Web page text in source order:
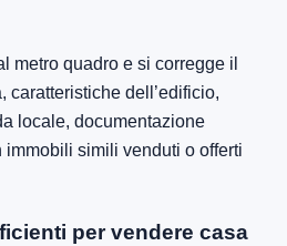
metro quadro e si corregge il
caratteristiche dell’edificio,
locale, documentazione
simili venduti o offerti
per vendere casa